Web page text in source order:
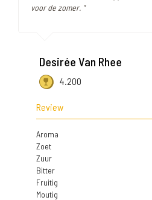
voor de zomer. "
Desirée Van Rhee
4.200
Review
Aroma
Zoet
Zuur
Bitter
Fruitig
Moutig